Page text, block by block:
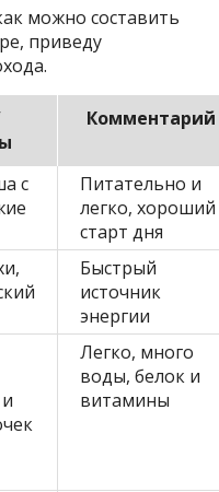
можно составить
приведу
Комментарий
с
Питательно и
легко, хороший
старт дня
Быстрый
источник
энергии
Легко, много
воды, белок и
витамины